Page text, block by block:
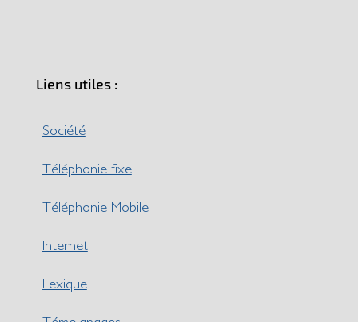
Liens utiles :
Société
Téléphonie fixe
Téléphonie Mobile
Internet
Lexique